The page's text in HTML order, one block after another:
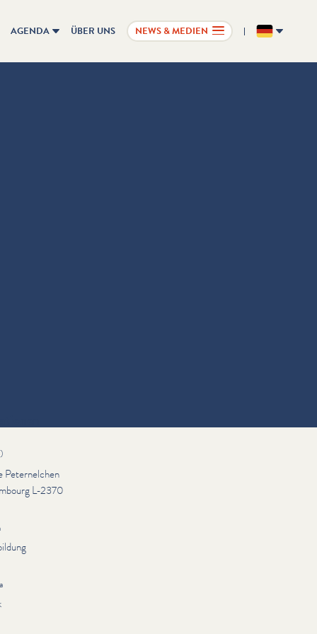
AGENDA ÜBER UNS NEWS & MEDIEN DE
Peternelchen
L-2370